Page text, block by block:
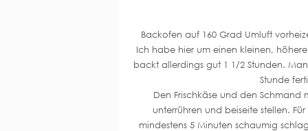
Backofen auf 160 Grad Umluft
Ich habe hier um einen kleinen,
backt allerdings gut 1 1/2 Stunden.
Stunde
Den Frischkäse und den Schmand
unterrühren und beiseite stellen.
mindestens 5 Minuten schaumig